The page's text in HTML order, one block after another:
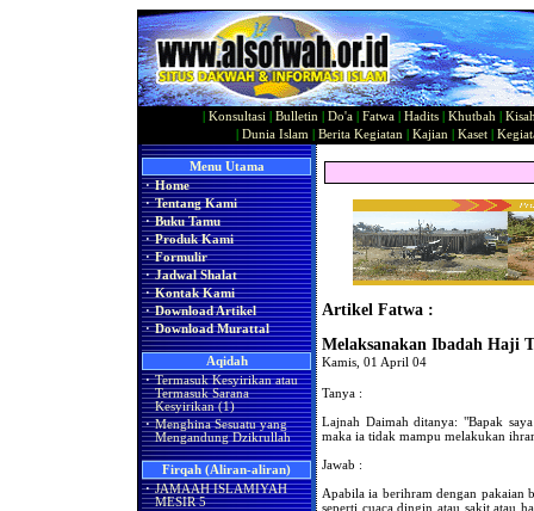
Konsultasi Bulletin Do'a Fatwa Hadits Khutbah
Dunia Islam Berita Kegiatan Kajian Kaset|
Menu Utama
· Home
· Tentang Kami
· Buku Tamu
· Produk Kami
· Formulir
· Jadwal Shalat
· Kontak Kami
· Download Artikel
· Download Murattal
Aqidah
· Termasuk Kesyirikan atau
Termasuk Sarana
Kesyirikan (1)
· Menghina Sesuatu yang
Mengandung Dzikrullah
Firqah (Aliran-aliran)
· JAMAAH ISLAMIYAH
MESIR 5
Artikel Fatwa :
Melaksanakan Ibadah Haji
Kamis, 01 April 04
Tanya :
Lajnah Daimah ditanya: "Bapak
maka ia tidak mampu melakukan
Jawab :
Apabila ia berihram dengan pakaian
seperti cuaca dingin atau sakit atau